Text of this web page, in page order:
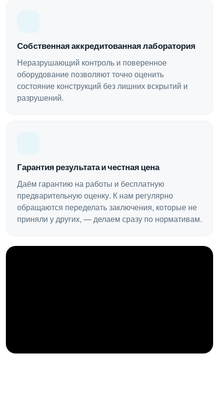
Собственная аккредитованная лаборатория
Неразрушающий контроль и поверенное
оборудование позволяют точно оценить
состояние конструкций без лишних вскрытий и
разрушений.
Гарантия результата и честная цена
Даём гарантию на работы и бесплатную
предварительную оценку. К нам регулярно
обращаются переделать заключения, которые не
приняли у других, — делаем сразу по нормативам.